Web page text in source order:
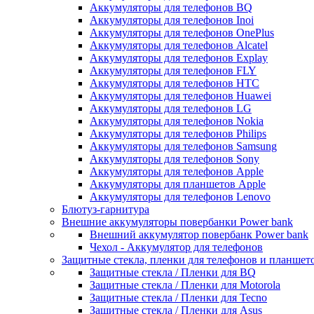
Аккумуляторы для телефонов BQ
Аккумуляторы для телефонов Inoi
Аккумуляторы для телефонов OnePlus
Аккумуляторы для телефонов Alcatel
Аккумуляторы для телефонов Explay
Аккумуляторы для телефонов FLY
Аккумуляторы для телефонов HTC
Аккумуляторы для телефонов Huawei
Аккумуляторы для телефонов LG
Аккумуляторы для телефонов Nokia
Аккумуляторы для телефонов Philips
Аккумуляторы для телефонов Samsung
Аккумуляторы для телефонов Sony
Аккумуляторы для телефонов Apple
Аккумуляторы для планшетов Apple
Аккумуляторы для телефонов Lenovo
Блютуз-гарнитура
Внешние аккумуляторы повербанки Power bank
Внешний аккумулятор повербанк Power bank
Чехол - Аккумулятор для телефонов
Защитные стекла, пленки для телефонов и
Защитные стекла / Пленки для BQ
Защитные стекла / Пленки для Motorola
Защитные стекла / Пленки для Tecno
Защитные стекла / Пленки для Asus